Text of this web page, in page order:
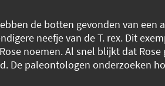
de botten gevonden van een
neefje van de T. rex. Dit
noemen. Al snel blijkt dat
De paleontologen onderzoeken